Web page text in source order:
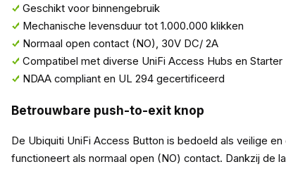
Geschikt voor binnengebruik
Mechanische levensduur tot 1.000.000 klikken
Normaal open contact (NO), 30V DC/ 2A
Compatibel met diverse UniFi Access Hubs en Starter
NDAA compliant en UL 294 gecertificeerd
Betrouwbare push-to-exit knop
De Ubiquiti UniFi Access Button is bedoeld als veilige
functioneert als normaal open (NO) contact. Dankzij de